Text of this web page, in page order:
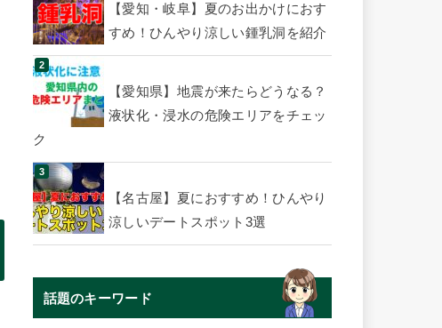
【愛知・岐阜】夏のお出かけにおす
すめ！ひんやり涼しい鍾乳洞を紹介
【愛知県】地震が来たらどうなる？
液状化・浸水の危険エリアをチェッ
ク
【名古屋】夏におすすめ！ひんやり
涼しいデートスポット3選
話題のキーワード